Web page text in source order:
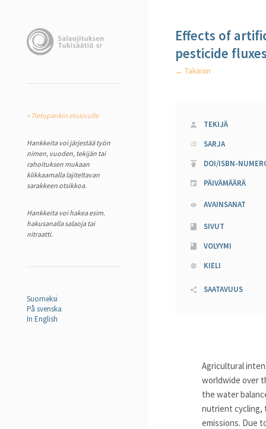
« Tietopankin etusivulle
Hankkeita voi järjestää työn
nimen, vuoden, tekijän tai
rahoituksen mukaan
klikkaamalla lajiteltavan
sarakkeen otsikkoa.
Hankkeita voi hakea esim.
hakusanalla salaoja tai
nitraatti.
Suomeksi
På svenska
In English
Effects of
pesticide
← Takaisin
TEKIJÄ
SARJA
DOI/ISBN-
PÄIVÄMÄÄRÄ
AVAINSANAT
SIVUT
VOLYYMI
KIELI
SAATAVUUS
Agricultural
worldwide over
the water
nutrient cycling,
emissions. Due